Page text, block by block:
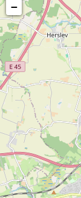
−